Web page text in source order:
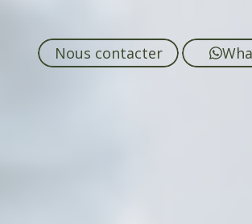
Nous contacter